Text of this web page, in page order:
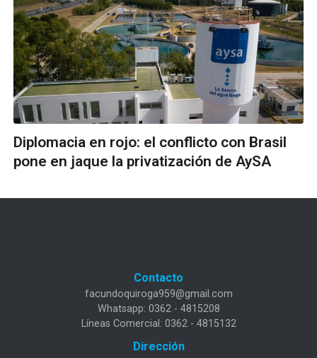
Diplomacia en rojo: el conflicto con Brasil
pone en jaque la privatización de AySA
Contacto
facundoquiroga959@gmail.com
Whatsapp: 0362 - 4815208
Líneas Comercial: 0362 - 4815132
Dirección